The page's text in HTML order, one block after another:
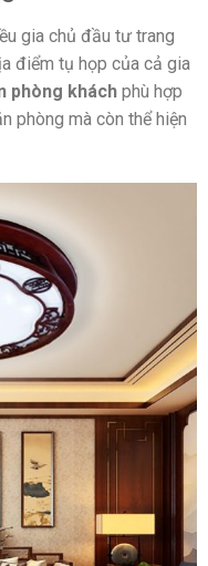
gia chủ đầu tư trang
điểm tụ họp của cả gia
phòng kháchphù hợp
phòng mà còn thể hiện